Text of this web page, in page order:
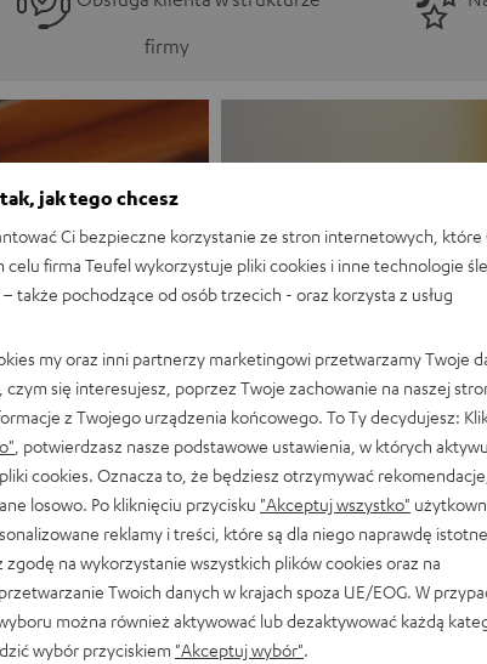
firmy
MOTIV®
Połączenie
Odkryj już teraz
Nowość
jak tego chcesz
Ci bezpieczne korzystanie ze stron internetowych, które
celu firma Teufel wykorzystuje pliki cookies i inne technologie
także pochodzące od osób trzecich - oraz korzysta z usług
my oraz inni partnerzy marketingowi przetwarzamy Twoje
czym się interesujesz, poprzez Twoje zachowanie na naszej
z Twojego urządzenia końcowego. To Ty decydujesz:
, potwierdzasz nasze podstawowe ustawienia, w których
cookies. Oznacza to, że będziesz otrzymywać
losowo. Po kliknięciu przycisku "Akceptuj wszystko"
reklamy i treści, które są dla niego naprawdę
zgodę na wykorzystanie wszystkich plików cookies oraz na
Twoich danych w krajach spoza UE/EOG. W
można również aktywować lub dezaktywować każdą
wybór przyciskiem "Akceptuj wybór"